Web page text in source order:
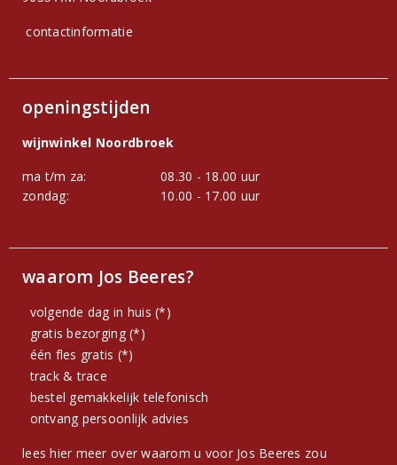
contactinformatie
openingstijden
wijnwinkel Noordbroek
ma t/m za:
08.30 - 18.00 uur
zondag:
10.00 - 17.00 uur
waarom Jos Beeres?
volgende dag in huis (*)
gratis bezorging (*)
één fles gratis (*)
track & trace
bestel gemakkelijk telefonisch
ontvang persoonlijk advies
lees hier meer over waarom u voor Jos Beeres zou